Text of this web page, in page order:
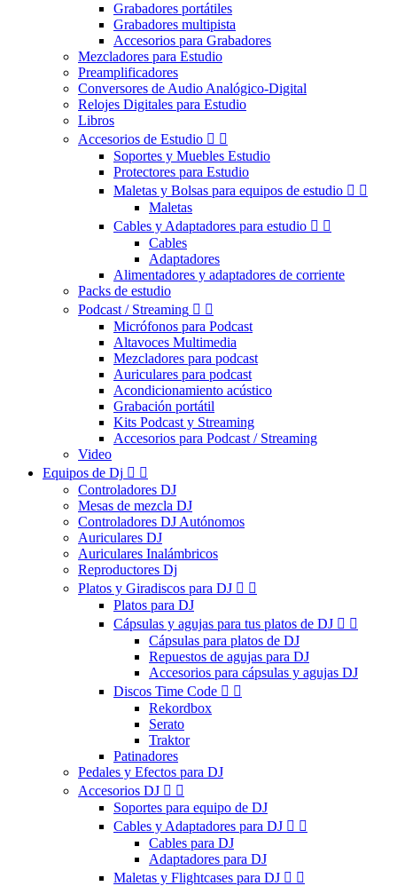
Grabadores portátiles
Grabadores multipista
Accesorios para Grabadores
Mezcladores para Estudio
Preamplificadores
Conversores de Audio Analógico-Digital
Relojes Digitales para Estudio
Libros
Accesorios de Estudio  
Soportes y Muebles Estudio
Protectores para Estudio
Maletas y Bolsas para equipos de estudio  
Maletas
Cables y Adaptadores para estudio  
Cables
Adaptadores
Alimentadores y adaptadores de corriente
Packs de estudio
Podcast / Streaming  
Micrófonos para Podcast
Altavoces Multimedia
Mezcladores para podcast
Auriculares para podcast
Acondicionamiento acústico
Grabación portátil
Kits Podcast y Streaming
Accesorios para Podcast / Streaming
Video
Equipos de Dj  
Controladores DJ
Mesas de mezcla DJ
Controladores DJ Autónomos
Auriculares DJ
Auriculares Inalámbricos
Reproductores Dj
Platos y Giradiscos para DJ  
Platos para DJ
Cápsulas y agujas para tus platos de DJ  
Cápsulas para platos de DJ
Repuestos de agujas para DJ
Accesorios para cápsulas y agujas DJ
Discos Time Code  
Rekordbox
Serato
Traktor
Patinadores
Pedales y Efectos para DJ
Accesorios DJ  
Soportes para equipo de DJ
Cables y Adaptadores para DJ  
Cables para DJ
Adaptadores para DJ
Maletas y Flightcases para DJ  